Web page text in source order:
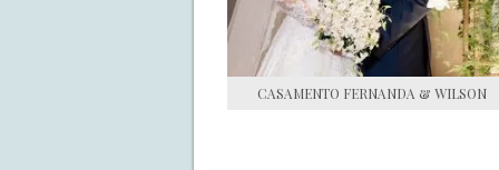
CASAMENTO FERNANDA & WILSON